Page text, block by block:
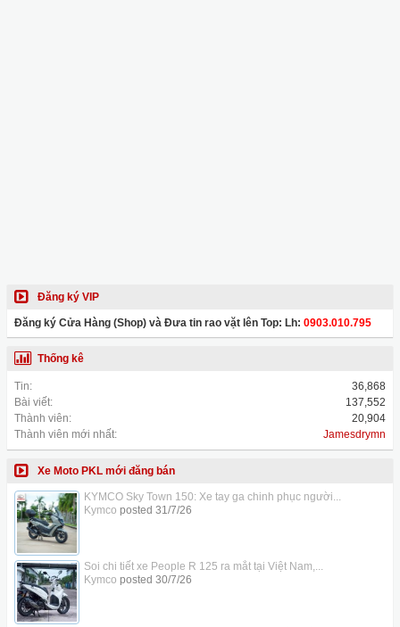
Đăng ký VIP
Đăng ký Cửa Hàng (Shop) và Đưa tin rao vặt lên Top: Lh: 0903.010.795
Thống kê
Tin:
36,868
Bài viết:
137,552
Thành viên:
20,904
Thành viên mới nhất:
Jamesdrymn
Xe Moto PKL mới đăng bán
KYMCO Sky Town 150: Xe tay ga chinh phục người...
Kymco posted 31/7/26
Soi chi tiết xe People R 125 ra mắt tại Việt Nam,...
Kymco posted 30/7/26